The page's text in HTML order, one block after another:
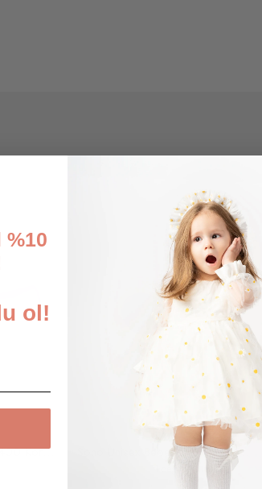
Tiara Bebek Çocuk UV400 Korumalı Güneş Gözlüğü ve Saklama Kabı 1-4 Yaş (Lila) Soho Unisex Bebek Çocuk UV400 Korumalı İskandinav Güneş Gözlüğü ve Saklama Kabı 1-4 Yaş (Hardal)
%10
ol!